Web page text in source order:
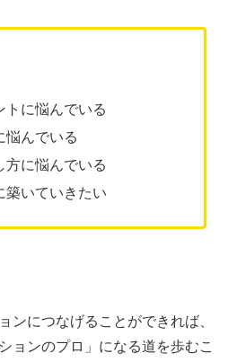
トに悩んでいる
悩んでいる
方に悩んでいる
築いていきたい
ンにつなげることができれば、
ョンのプロ」になる道を歩むこ